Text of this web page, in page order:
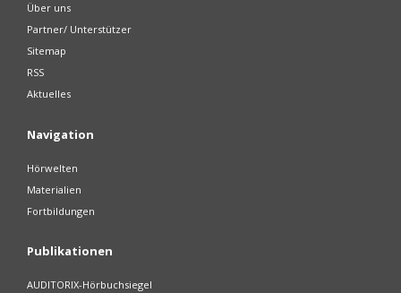
Über uns
Partner/ Unterstützer
Sitemap
RSS
Aktuelles
Navigation
Hörwelten
Materialien
Fortbildungen
Publikationen
AUDITORIX-Hörbuchsiegel